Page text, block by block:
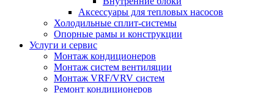
Аксессуары для тепловых насосов
Холодильные сплит-системы
Опорные рамы и конструкции
Услуги и сервис
Монтаж кондиционеров
Монтаж систем вентиляции
Монтаж VRF/VRV систем
Ремонт кондиционеров